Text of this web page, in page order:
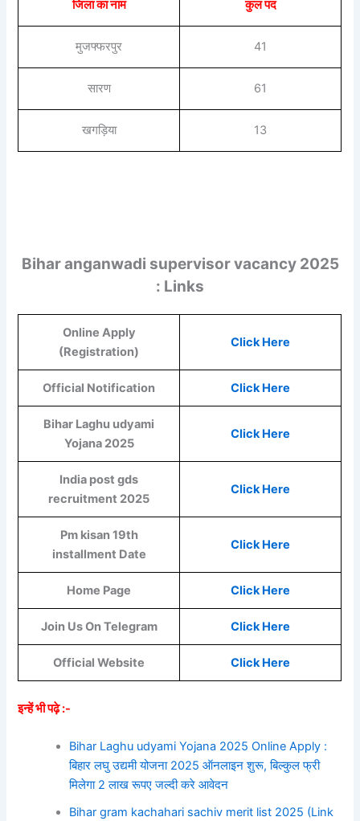
जिला का नाम कुल पद
मुजफ्फरपुर 41
सारण 61
खगड़िया 13
Bihar anganwadi supervisor vacancy 2025
: Links
Online Apply
(Registration)
Click Here
Official Notification Click Here
Bihar Laghu udyami
Yojana 2025
Click Here
India post gds
recruitment 2025
Click Here
Pm kisan 19th
installment Date
Click Here
Home Page Click Here
Join Us On Telegram Click Here
Official Website Click Here
इन्हें भी पढ़े :-
Bihar Laghu udyami Yojana 2025 Online Apply :
बिहार लघु उद्यमी योजना 2025 ऑनलाइन शुरू, बिल्कुल फ्री
मिलेगा 2 लाख रूपए जल्दी करे आवेदन
Bihar gram kachahari sachiv merit list 2025 (Link